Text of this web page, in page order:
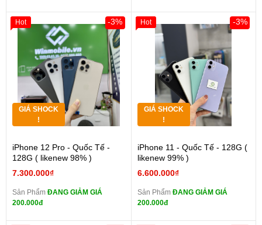
GIÁ SHOCK
!
iPhone 12 Pro - Quốc Tế -
128G ( likenew 98% )
7.300.000₫
-3%
Sản Phẩm ĐANG GIẢM GIÁ
200.000đ
Hot
GIÁ SHOCK
!
iPhone 11 - Quốc Tế - 128G (
likenew 99% )
6.600.000₫
-3%
Sản Phẩm ĐANG GIẢM GIÁ
200.000đ
Hot